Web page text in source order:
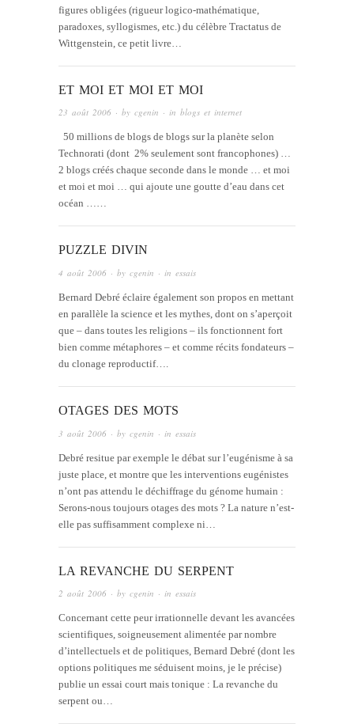
figures obligées (rigueur logico-mathématique,
paradoxes, syllogismes, etc.) du célèbre Tractatus de
Wittgenstein, ce petit livre…
ET MOI ET MOI ET MOI
23 août 2006 · by cgenin · in blogs et internet
50 millions de blogs de blogs sur la planète selon
Technorati (dont 2% seulement sont francophones) …
2 blogs créés chaque seconde dans le monde … et moi
et moi et moi … qui ajoute une goutte d’eau dans cet
océan ……
PUZZLE DIVIN
4 août 2006 · by cgenin · in essais
Bernard Debré éclaire également son propos en mettant
en parallèle la science et les mythes, dont on s’aperçoit
que – dans toutes les religions – ils fonctionnent fort
bien comme métaphores – et comme récits fondateurs –
du clonage reproductif….
OTAGES DES MOTS
3 août 2006 · by cgenin · in essais
Debré resitue par exemple le débat sur l’eugénisme à sa
juste place, et montre que les interventions eugénistes
n’ont pas attendu le déchiffrage du génome humain :
Serons-nous toujours otages des mots ? La nature n’est-
elle pas suffisamment complexe ni…
LA REVANCHE DU SERPENT
2 août 2006 · by cgenin · in essais
Concernant cette peur irrationnelle devant les avancées
scientifiques, soigneusement alimentée par nombre
d’intellectuels et de politiques, Bernard Debré (dont les
options politiques me séduisent moins, je le précise)
publie un essai court mais tonique : La revanche du
serpent ou…